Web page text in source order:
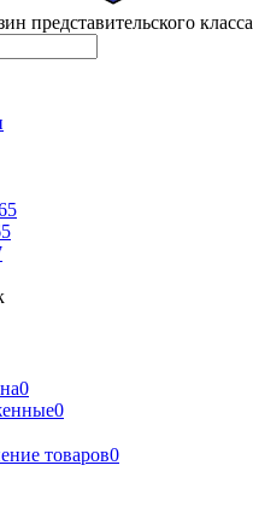
представительского класса
0
0
товаров0